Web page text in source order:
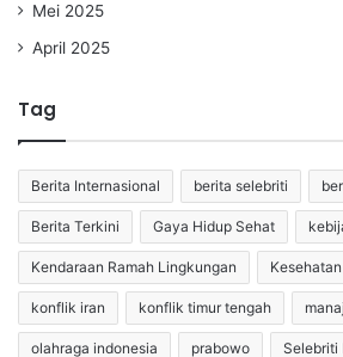
Mei 2025
April 2025
Tag
Berita Internasional berita selebriti
Berita Terkini Gaya Hidup Sehat
Kendaraan Ramah Lingkungan Kesehatan
konflik iran konflik timur tengah
olahraga indonesia prabowo Selebriti